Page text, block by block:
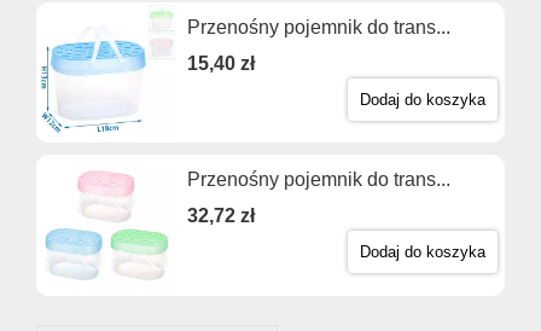
Przenośny pojemnik do trans...
15,40 zł
Dodaj do koszyka
Przenośny pojemnik do trans...
32,72 zł
Dodaj do koszyka